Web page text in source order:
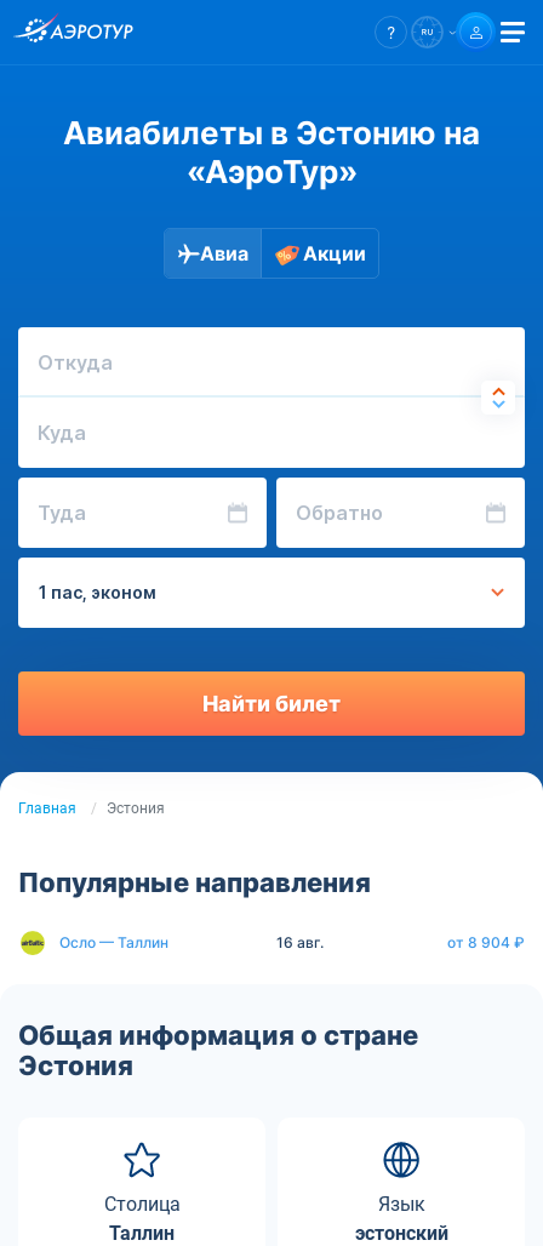
Авиабилеты в Эстонию на
«АэроТур»
Авиа Акции
Откуда
Куда
Туда Обратно
1 пас, эконом
Найти билет
Главная Эстония
Популярные направления
Осло — Таллин 16 авг. от 8 904 ₽
Общая информация о стране
Эстония
Столица
Таллин
Язык
эстонский